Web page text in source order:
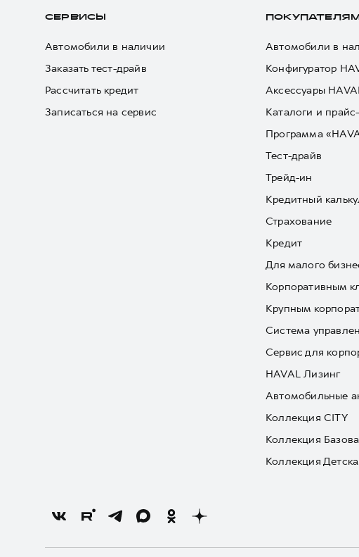
СЕРВИСЫ
Автомобили в наличии
Заказать тест-драйв
Рассчитать кредит
Записаться на сервис
ПОКУПАТЕЛЯМ
Автомобили в
Конфигуратор
Аксессуары
Каталоги и
Программа
Тест-драйв
Трейд-ин
Кредитный
Страхование
Кредит
Для малого
Корпоративным
Крупным
Система
Сервис для
HAVAL Лизинг
Автомобильные
Коллекция CITY
Коллекция
Коллекция